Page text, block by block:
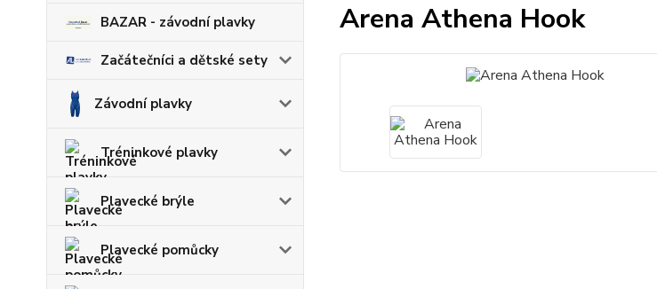
BAZAR - závodní plavky
Začátečníci a dětské sety
Závodní plavky
Tréninkové plavky
Plavecké brýle
Plavecké pomůcky
Arena Athena Hook